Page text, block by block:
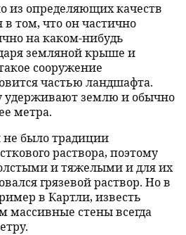
из определяющих качеств
в том, что он частично
на каком-нибудь
земляной крыше и
сооружение
частью ландшафта.
удерживают землю и обычно
метра.
было традиции
раствора, поэтому
и тяжелыми и для их
грязевой раствор. Но в
в Картли, известь
массивные стены всегда